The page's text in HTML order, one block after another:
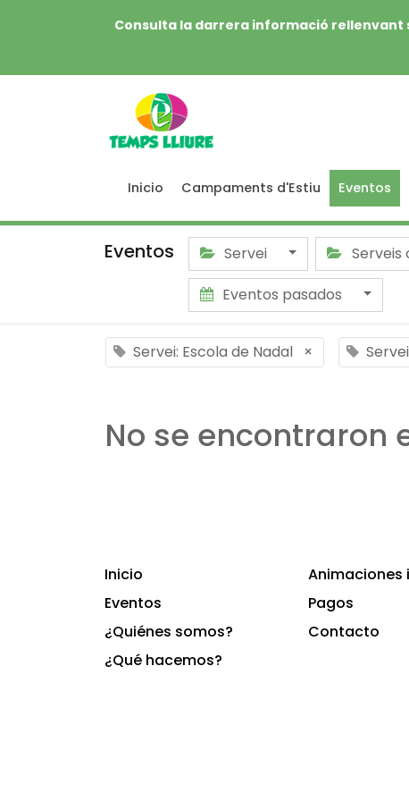
Consulta la darrera informació rellenvant
Inicio Campaments d'Estiu Eventos
Eventos Servei
Eventos pasados
Servei: Escola de Nadal ×
No se encontraron
Inicio
Eventos
¿Quiénes somos?
¿Qué hacemos?
Animaciones
Pagos
Contacto